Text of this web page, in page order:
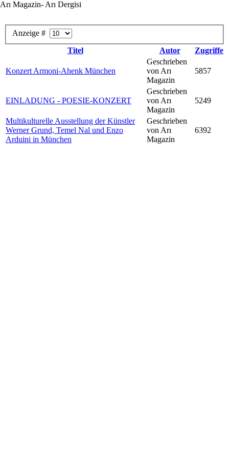
Arı Magazin- Arı Dergisi
Anzeige #
Titel
Autor Zugriffe
Konzert Armoni-Ahenk München
Geschrieben
von Arı
Magazin
5857
EINLADUNG - POESIE-KONZERT
Geschrieben
von Arı
Magazin
5249
Multikulturelle Ausstellung der Künstler
Werner Grund, Temel Nal und Enzo
Arduini in München
Geschrieben
von Arı
Magazin
6392